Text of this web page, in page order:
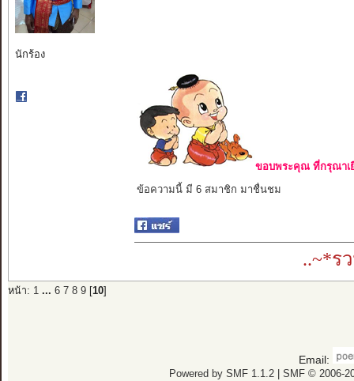
นักร้อง
ขอบพระคุณ ที่กรุณาเ
ข้อความนี้ มี 6 สมาชิก มาชื่นชม
..~*ร
หน้า: 1 ... 6 7 8 9[ 10]
Email:
Powered by SMF 1.1.2| SMF © 2006-